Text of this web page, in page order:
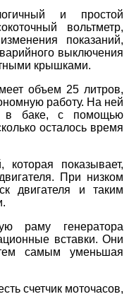
и простой
вольтметр,
показаний,
выключения
крышками.
объем 25 литров,
работу. На ней
в баке, с помощью
осталось время
которая показывает,
При низком
двигателя и таким
раму генератора
вставки. Они
самым уменьшая
счетчик моточасов,